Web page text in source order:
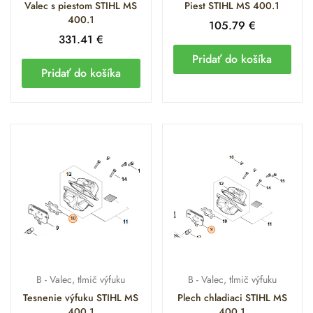
Nikasilom
Zabezpečuje nízke trenie a extrémne
rýchly odvod tepla.
Horčíkový
piest
Znižuje zotrvačné sily a umožňuje
bleskovú akceleráciu.
Tepelné štíty
Usmerňujú prúd vzduchu z ventilátora
Dekompresný
ventil
Chráni mechanické časti štartéra pri
prekonávaní kompresie.
Čo nájdete v tejto
Valec s piestom STIHL MS
400.1
331.41 €
Pridať do košíka
Piest STIHL MS 400.1
105.79 €
Pridať do košíka
B - Valec, tlmič výfuku
Tesnenie výfuku STIHL MS
B - Valec, tlmič výfuku
Plech chladiaci STIHL MS